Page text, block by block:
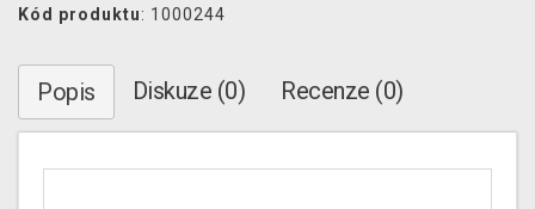
Kód produktu: 1000244
Popis Diskuze (0) Recenze (0)